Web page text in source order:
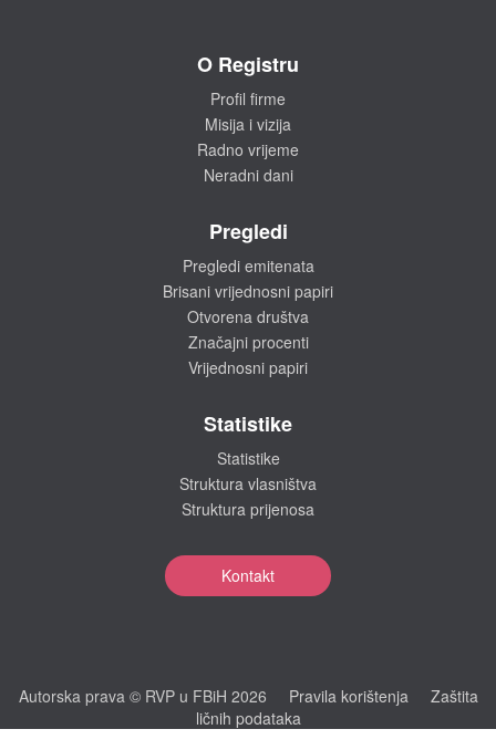
O Registru
Profil firme
Misija i vizija
Radno vrijeme
Neradni dani
Pregledi
Pregledi emitenata
Brisani vrijednosni papiri
Otvorena društva
Značajni procenti
Vrijednosni papiri
Statistike
Statistike
Struktura vlasništva
Struktura prijenosa
Kontakt
Autorska prava © RVP u FBiH 2026 Pravila korištenja
Zaštita
ličnih podataka